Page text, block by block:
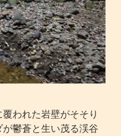
われた岩壁がそそり
鬱蒼と生い茂る渓谷